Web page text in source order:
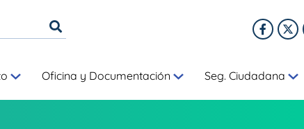
Oficina y Documentación Seg. Ciudadana